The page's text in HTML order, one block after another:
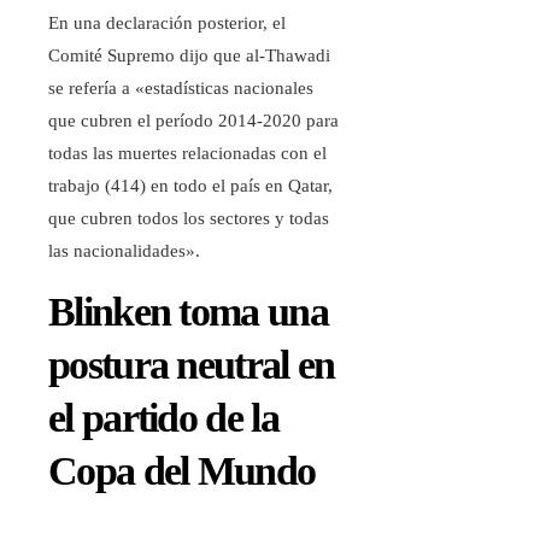
En una declaración posterior, el
Comité Supremo dijo que al-Thawadi
se refería a «estadísticas nacionales
que cubren el período 2014-2020 para
todas las muertes relacionadas con el
trabajo (414) en todo el país en Qatar,
que cubren todos los sectores y todas
las nacionalidades».
Blinken toma una
postura neutral en
el partido de la
Copa del Mundo